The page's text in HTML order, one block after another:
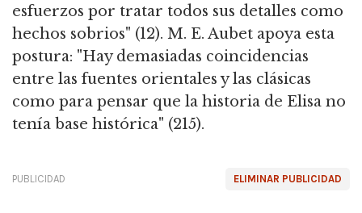
esfuerzos por tratar todos sus detalles como
hechos sobrios" (12). M. E. Aubet apoya esta
postura: "Hay demasiadas coincidencias
entre las fuentes orientales y las clásicas
como para pensar que la historia de Elisa no
tenía base histórica" (215).
ELIMINAR PUBLICIDAD
PUBLICIDAD